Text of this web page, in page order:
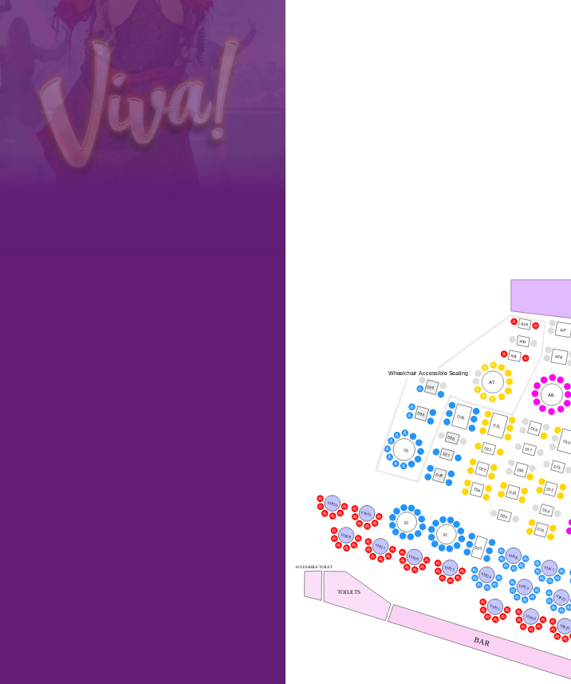
VIP17.
VIP18.
VIP22.
VIP27.
VIP24.
VIP23.
VIP30.
VIP31.
VIP25.
VIP26.
VIP28.
VIP19.
VIP20.
S1.
S2.
VIP29.
S10.
BAR
TOILETS
Wheelchair Accessible Seating
ACCESSIBLE TOILET
D21.
D12.
D14.
D11.
D29.
D25.
D27.
D16.
D17.
D20.
D18.
D19.
D2.
D15.
D10.
D23.
D22.
D26.
D28.
D24.
D30.
A29.
A30.
A31.
A27.
A28.
A6.
A7.